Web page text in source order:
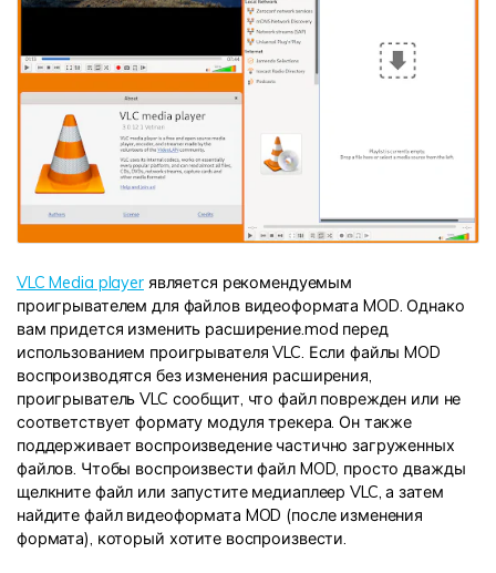
VLC Media playerявляется рекомендуемым
проигрывателем для файлов видеоформата MOD. Однако
вам придется изменить расширение.mod перед
использованием проигрывателя VLC. Если файлы MOD
воспроизводятся без изменения расширения,
проигрыватель VLC сообщит, что файл поврежден или не
соответствует формату модуля трекера. Он также
поддерживает воспроизведение частично загруженных
файлов. Чтобы воспроизвести файл MOD, просто дважды
щелкните файл или запустите медиаплеер VLC, а затем
найдите файл видеоформата MOD (после изменения
формата), который хотите воспроизвести.